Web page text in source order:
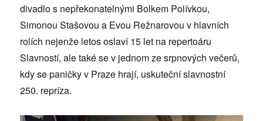
divadlo s nepřekonatelnými Bolkem Polívkou,
Simonou Stašovou a Evou Režnarovou v hlavních
rolích nejenže letos oslaví 15 let na repertoáru
Slavností, ale také se v jednom ze srpnových večerů,
kdy se paničky v Praze hrají, uskuteční slavnostní
250. repríza.